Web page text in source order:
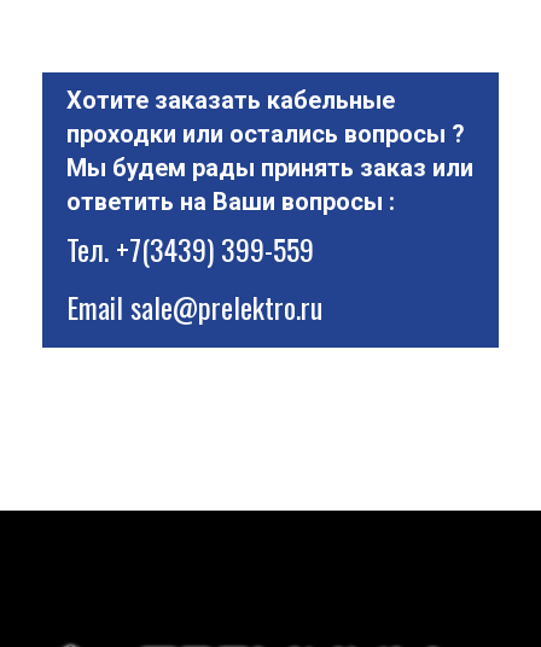
Хотите заказать кабельные
проходки или остались вопросы ?
Мы будем рады принять заказ или
ответить на Ваши вопросы :
Тел.+7(3439) 399-559
Emailsale@prelektro.ru